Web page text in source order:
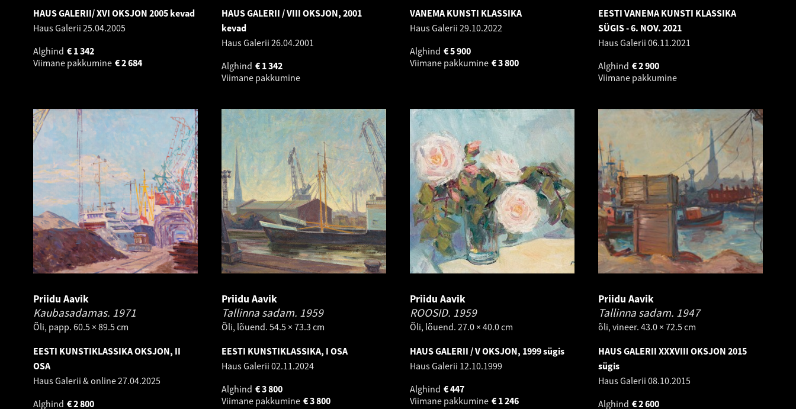
HAUS GALERII/ XVI OKSJON 2005 kevad
Haus Galerii 25.04.2005
Alghind
1 342
€
Viimane pakkumine
2 684
€
HAUS GALERII / VIII OKSJON, 2001
kevad
Haus Galerii 26.04.2001
Alghind
1 342
€
Viimane pakkumine
VANEMA KUNSTI KLASSIKA
Haus Galerii 29.10.2022
Alghind
5 900
€
Viimane pakkumine
3 800
€
EESTI VANEMA KUNSTI KLASSIKA
SÜGIS - 6. NOV. 2021
Haus Galerii 06.11.2021
Alghind
2 900
€
Viimane pakkumine
Priidu Aavik
Kaubasadamas. 1971
Õli, papp. 60.5 × 89.5 cm
EESTI KUNSTIKLASSIKA OKSJON, II
OSA
Haus Galerii & online27.04.2025
Alghind
2 800
€
Priidu Aavik
Tallinna sadam. 1959
Õli, lõuend. 54.5 × 73.3 cm
EESTI KUNSTIKLASSIKA, I OSA
Haus Galerii 02.11.2024
Alghind
3 800
€
Viimane pakkumine
3 800
€
Priidu Aavik
ROOSID. 1959
Õli, lõuend. 27.0 × 40.0 cm
HAUS GALERII / V OKSJON, 1999 sügis
Haus Galerii 12.10.1999
Alghind
447
€
Viimane pakkumine
1 246
€
Priidu Aavik
Tallinna sadam. 1947
õli, vineer. 43.0 × 72.5 cm
HAUS GALERII XXXVIII OKSJON 2015
sügis
Haus Galerii 08.10.2015
Alghind
2 600
€